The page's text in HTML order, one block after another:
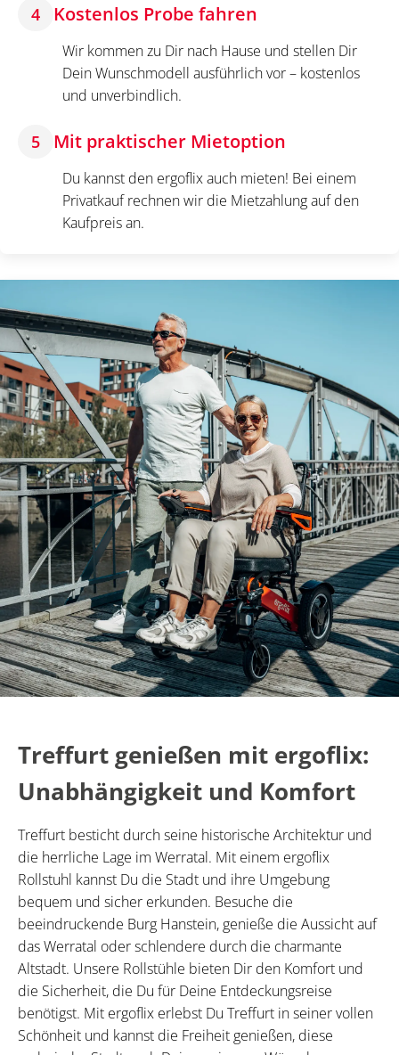
4 Kostenlos Probe fahren
Wir kommen zu Dir nach Hause und stellen Dir
Dein Wunschmodell ausführlich vor – kostenlos
und unverbindlich.
5 Mit praktischer Mietoption
Du kannst den ergoflix auch mieten! Bei einem
Privatkauf rechnen wir die Mietzahlung auf den
Kaufpreis an.
Treffurt genießen mit ergoflix:
Unabhängigkeit und Komfort
Treffurt besticht durch seine historische Architektur und
die herrliche Lage im Werratal. Mit einem ergoflix
Rollstuhl kannst Du die Stadt und ihre Umgebung
bequem und sicher erkunden. Besuche die
beeindruckende Burg Hanstein, genieße die Aussicht auf
das Werratal oder schlendere durch die charmante
Altstadt. Unsere Rollstühle bieten Dir den Komfort und
die Sicherheit, die Du für Deine Entdeckungsreise
benötigst. Mit ergoflix erlebst Du Treffurt in seiner vollen
Schönheit und kannst die Freiheit genießen, diese